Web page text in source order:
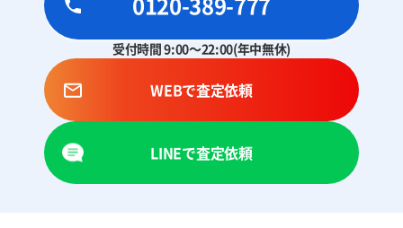
受付時間 9:00～22:00(年中無休)
WEBで査定依頼
LINEで査定依頼